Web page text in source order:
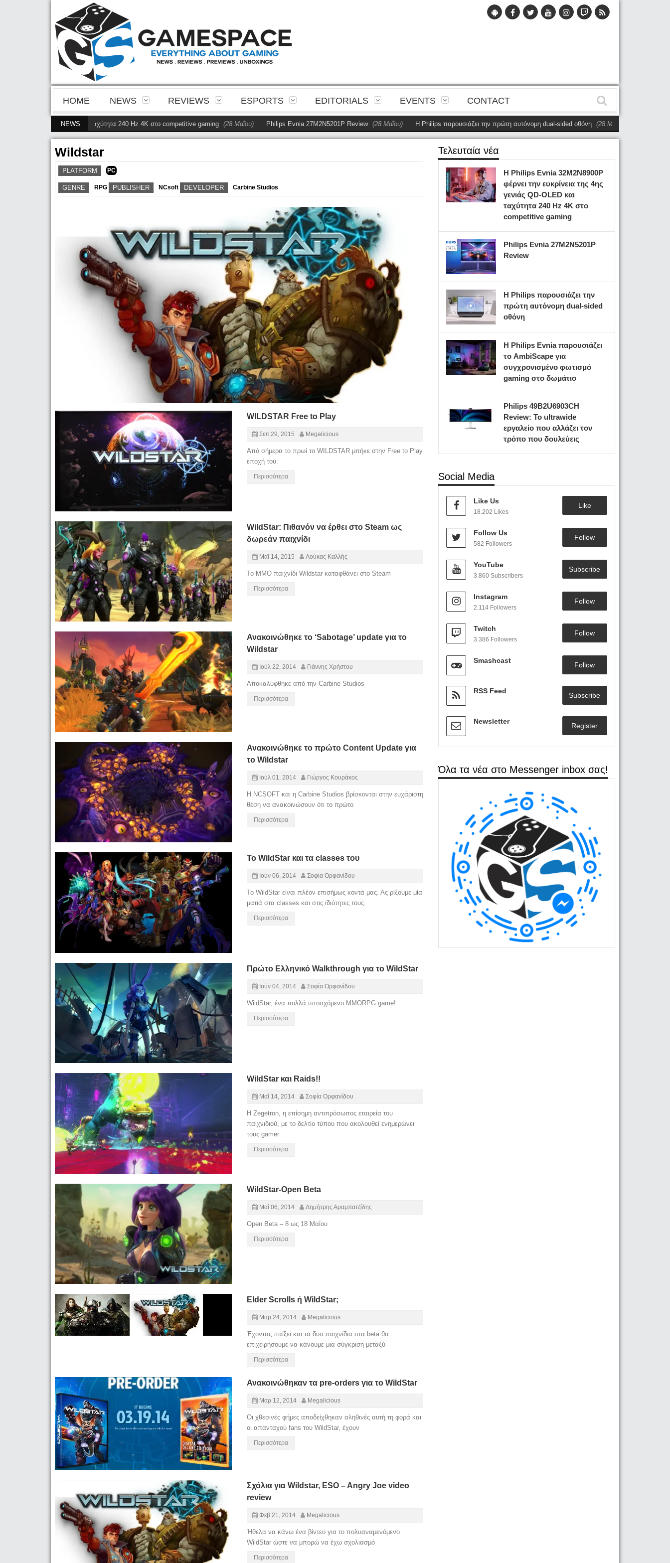
HOME NEWS REVIEWS ESPORTS EDITORIALS EVENTS CONTACT
NEWS
QD-OLED και ταχύτητα 240 Hz 4K στο competitive gaming (28 Μαΐου) Philips Evnia 27M2N5201P Review (28 Μαΐου) Η Philips παρουσιάζει την πρώτη αυτόνομη dual-sided οθόνη (28 Μαΐου)
Wildstar
PLATFORM PC
GENRE RPG PUBLISHER NCsoft DEVELOPER Carbine Studios
WILDSTAR Free to Play
Σεπ 29, 2015 Megalicious
Από σήμερα το πρωί το WILDSTAR μπήκε στην Free to Play
εποχή του.
Περισσότερα
WildStar: Πιθανόν να έρθει στο Steam ως
δωρεάν παιχνίδι
Μαΐ 14, 2015 Λούκας Καλλής
Το ΜΜΟ παιχνίδι Wildstar καταφθάνει στο Steam
Περισσότερα
Ανακοινώθηκε το ‘Sabotage’ update για το
Wildstar
Ιούλ 22, 2014 Γιάννης Χρήστου
Αποκαλύφθηκε από την Carbine Studios
Περισσότερα
Ανακοινώθηκε το πρώτο Content Update για
το Wildstar
Ιούλ 01, 2014 Γιώργος Κουράκος
Η NCSOFT και η Carbine Studios βρίσκονται στην ευχάριστη
θέση να ανακοινώσουν ότι το πρώτο
Περισσότερα
Το WildStar και τα classes του
Ιούν 06, 2014 Σοφία Ορφανίδου
Το WildStar είναι πλέον επισήμως κοντά μας. Ας ρίξουμε μία
ματιά στα classes και στις ιδιότητες τους.
Περισσότερα
Πρώτο Ελληνικό Walkthrough για το WildStar
Ιούν 04, 2014 Σοφία Ορφανίδου
WildStar, ένα πολλά υποσχόμενο ΜΜΟRPG game!
Περισσότερα
WildStar και Raids!!
Μαΐ 14, 2014 Σοφία Ορφανίδου
H Zegetron, η επίσημη αντιπρόσωπος εταιρεία του
παιχνιδιού, με το δελτίο τύπου που ακολουθεί ενημερώνει
τους gamer
Περισσότερα
WildStar-Open Beta
Μαΐ 06, 2014 Δημήτρης Αραμπατζίδης
Open Beta – 8 ως 18 Μαΐου
Περισσότερα
Elder Scrolls ή WildStar;
Μαρ 24, 2014 Megalicious
Έχοντας παίξει και τα δυο παιχνίδια στα beta θα
επιχειρήσουμε να κάνουμε μια σύγκριση μεταξύ
Περισσότερα
Ανακοινώθηκαν τα pre-orders για το WildStar
Μαρ 12, 2014 Megalicious
Οι χθεσινές φήμες αποδείχθηκαν αληθινές αυτή τη φορά και
οι απανταχού fans του WildStar, έχουν
Περισσότερα
Σχόλια για Wildstar, ESO – Angry Joe video
review
Φεβ 21, 2014 Megalicious
Ήθελα να κάνω ένα βίντεο για το πολυαναμενόμενο
WildStar ώστε να μπορώ να έχω σχολιασμό
Περισσότερα
Τελευταία νέα
Η Philips Evnia 32M2N8900P
φέρνει την ευκρίνεια της 4ης
γενιάς QD-OLED και
ταχύτητα 240 Hz 4K στο
competitive gaming
Philips Evnia 27M2N5201P
Review
Η Philips παρουσιάζει την
πρώτη αυτόνομη dual-sided
οθόνη
Η Philips Evnia παρουσιάζει
το AmbiScape για
συγχρονισμένο φωτισμό
gaming στο δωμάτιο
Philips 49B2U6903CH
Review: Το ultrawide
εργαλείο που αλλάζει τον
τρόπο που δουλεύεις
Social Media
Like Us
18.202 Likes
Like
Follow Us
582 Followers
Follow
YouTube
3.860 Subscribers
Subscribe
Instagram
2.114 Followers
Follow
Twitch
3.386 Followers
Follow
Smashcast
Follow
RSS Feed
Subscribe
Newsletter
Register
Όλα τα νέα στο Messenger inbox σας!